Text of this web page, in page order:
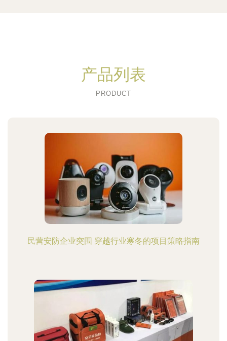
产品列表
PRODUCT
民营安防企业突围 穿越行业寒冬的项目策略指南